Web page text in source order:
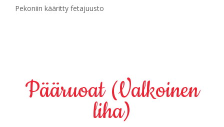
Pekoniin kääritty fetajuusto
Pääruoat (Valkoinen
liha)